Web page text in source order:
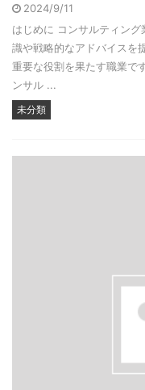
2024/9/11
はじめに コンサルティン
識や戦略的なアドバイスを
重要な役割を果たす職業で
ンサル ...
未分類